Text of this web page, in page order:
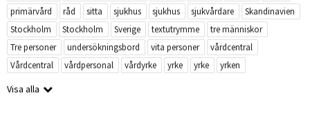
primärvård
råd sitta sjukhus sjukhus sjukvårdare
Skandinavien
Stockholm
Stockholm Sverige textutrymme
tre människor
Tre personer
undersökningsbord vita personer
vårdcentral
Vårdcentral
vårdpersonal vårdyrke yrke yrke yrken
Visa alla